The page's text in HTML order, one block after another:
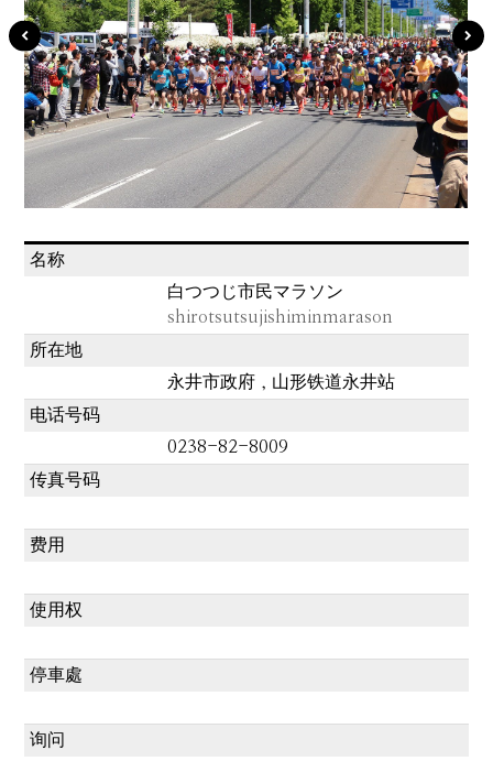
名称
白つつじ市民マラソン
shirotsutsujishiminmarason
所在地
永井市政府，山形铁道永井站
电话号码
0238-82-8009
传真号码
费用
使用权
停車處
询问